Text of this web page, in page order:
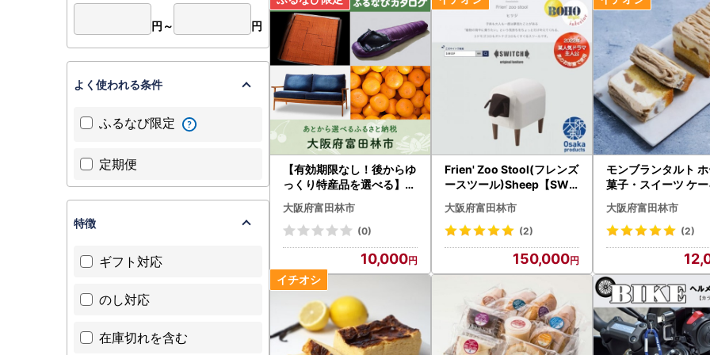
【有効期限なし！後からゆ
っくり特産品を選べる】大
阪府富田林市カタログポイ
ント
大阪府富田林市
(0)
10,000
Frien' Zoo Stool(フレンズ
ースツール)Sheep【SWO
F】_雑貨・日用品 椅子・
チェア・ソファ 家具・イ
ンテリア _【1238067】
大阪府富田林市
(2)
150,000
モンブランタルト
菓子・スイーツ ケーキ
配送不可地域：離
96594】
大阪府富田林市
(2)
円～ 円
よく使われる条件
ふるなび限定
定期便
特徴
ギフト対応
のし対応
在庫切れを含む